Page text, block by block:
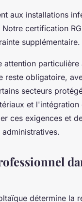
aux installations
certification
supplémentaire.
attention particulière
reste obligatoire,
secteurs
et l'intégration
ces exigences et
détermine la